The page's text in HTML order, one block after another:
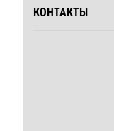
КОНТАКТЫ